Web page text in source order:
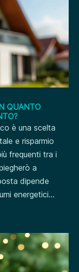
QUANTO
è una scelta
e risparmio
frequenti tra i
a
dipende
energetici...